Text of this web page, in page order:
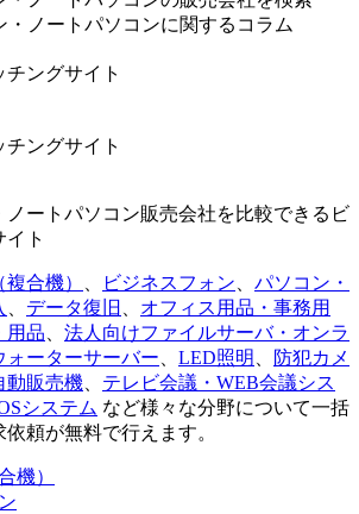
・ノートパソコンに関するコラム
ノートパソコン販売会社を比較できるビ
ト
合機） ビジネスフォン
パソコン・
データ復旧
オフィス用品・事務用
用品
法人向けファイルサーバ・オンラ
ォーターサーバー LED照明
防犯カメ
動販売機
テレビ会議・WEB会議シス
システム など様々な分野について一括
頼が無料で行えます。
機）